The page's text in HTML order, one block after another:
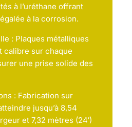
à l’uréthane offrant
à la corrosion.
: Plaques métalliques
calibre sur chaque
une prise solide des
: Fabrication sur
jusqu’à 8,54
et 7,32 mètres (24′)